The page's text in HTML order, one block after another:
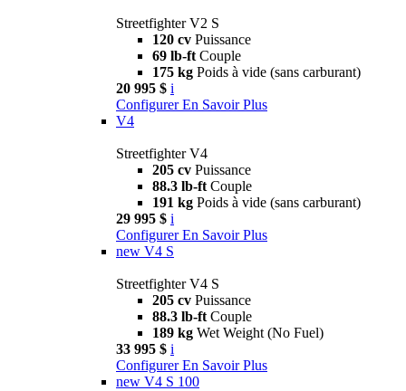
Streetfighter V2 S
120 cv Puissance
69 lb-ft Couple
175 kg Poids à vide (sans carburant)
20 995 $ i
Configurer En Savoir Plus
V4
Streetfighter V4
205 cv Puissance
88.3 lb-ft Couple
191 kg Poids à vide (sans carburant)
29 995 $ i
Configurer En Savoir Plus
new V4 S
Streetfighter V4 S
205 cv Puissance
88.3 lb-ft Couple
189 kg Wet Weight (No Fuel)
33 995 $ i
Configurer En Savoir Plus
new V4 S 100